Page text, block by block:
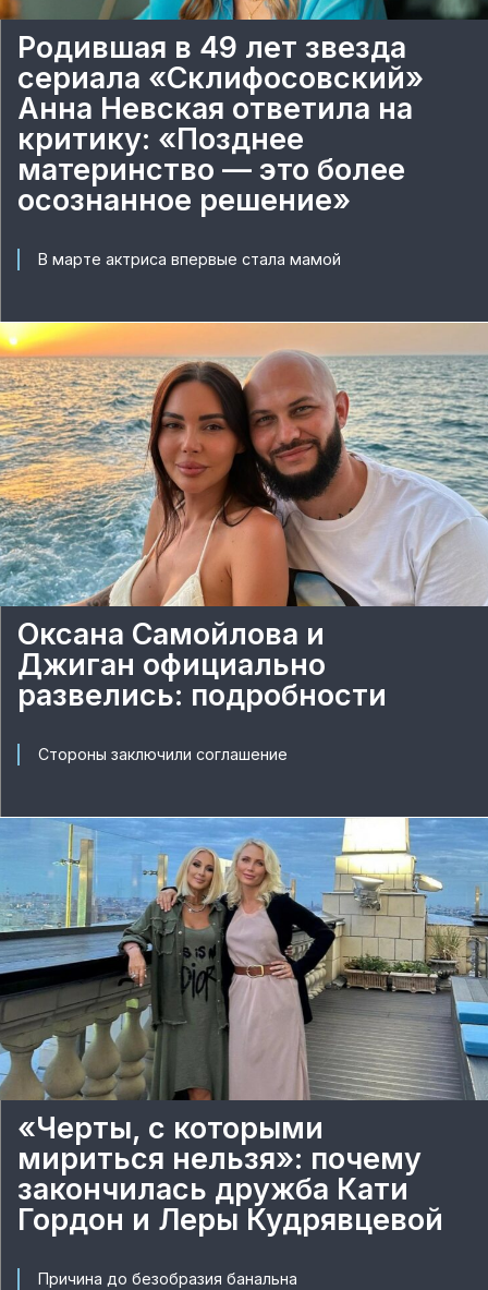
Родившая в 49 лет звезда
сериала «Склифосовский»
Анна Невская ответила на
критику: «Позднее
материнство — это более
осознанное решение»
В марте актриса впервые стала мамой
Оксана Самойлова и
Джиган официально
развелись: подробности
Стороны заключили соглашение
«Черты, с которыми
мириться нельзя»: почему
закончилась дружба Кати
Гордон и Леры Кудрявцевой
Причина до безобразия банальна